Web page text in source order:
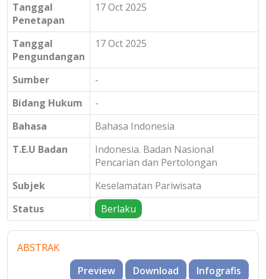
Tanggal
Penetapan
17 Oct 2025
Tanggal
Pengundangan
17 Oct 2025
Sumber
-
Bidang Hukum
-
Bahasa
Bahasa Indonesia
T.E.U Badan
Indonesia. Badan Nasional
Pencarian dan Pertolongan
Subjek
Keselamatan Pariwisata
Status
Berlaku
ABSTRAK
Preview
Download Infografis